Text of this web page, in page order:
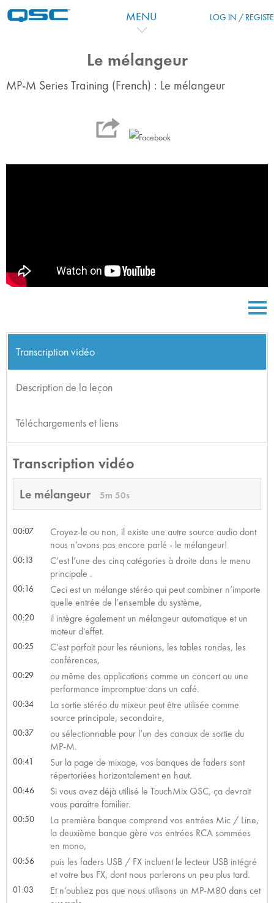
MENU LOG IN /
Le mélangeur
MP-M Series Training (French) : Le mélangeur
Transcription vidéo
Description de la leçon
Téléchargements et liens
Transcription vidéo
Le mélangeur 5m 50s
00:07
Croyez-le ou non, il existe une autre source audio dont
nous n’avons pas encore parlé - le mélangeur!
00:13
C’est l’une des cinq catégories à droite dans le menu
principale .
00:16
Ceci est un mélange stéréo qui peut combiner n’importe
quelle entrée de l’ensemble du système,
00:20
il intègre également un mélangeur automatique et un
moteur d'effet.
00:25
C'est parfait pour les réunions, les tables rondes, les
conférences,
00:29
ou même des applications comme un concert ou une
performance impromptue dans un café.
00:34
La sortie stéréo du mixeur peut être utilisée comme
source principale, secondaire,
00:37
ou sélectionnable pour l’un des canaux de sortie du
MP-M.
00:41
Sur la page de mixage, vos banques de faders sont
répertoriées horizontalement en haut.
00:46
Si vous avez déjà utilisé le TouchMix QSC, ça devrait
vous paraître familier.
00:50
La première banque comprend vos entrées Mic / Line,
la deuxième banque gère vos entrées RCA sommées
en mono,
00:56
puis les faders USB / FX incluent le lecteur USB intégré
et votre bus FX, dont nous parlerons un peu plus tard.
01:03
Et n’oubliez pas que nous utilisons un MP-M80 dans cet